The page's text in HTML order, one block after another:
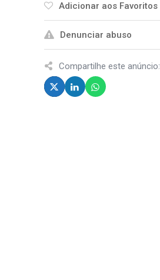
Adicionar aos Favoritos
Denunciar abuso
Compartilhe este anúncio: